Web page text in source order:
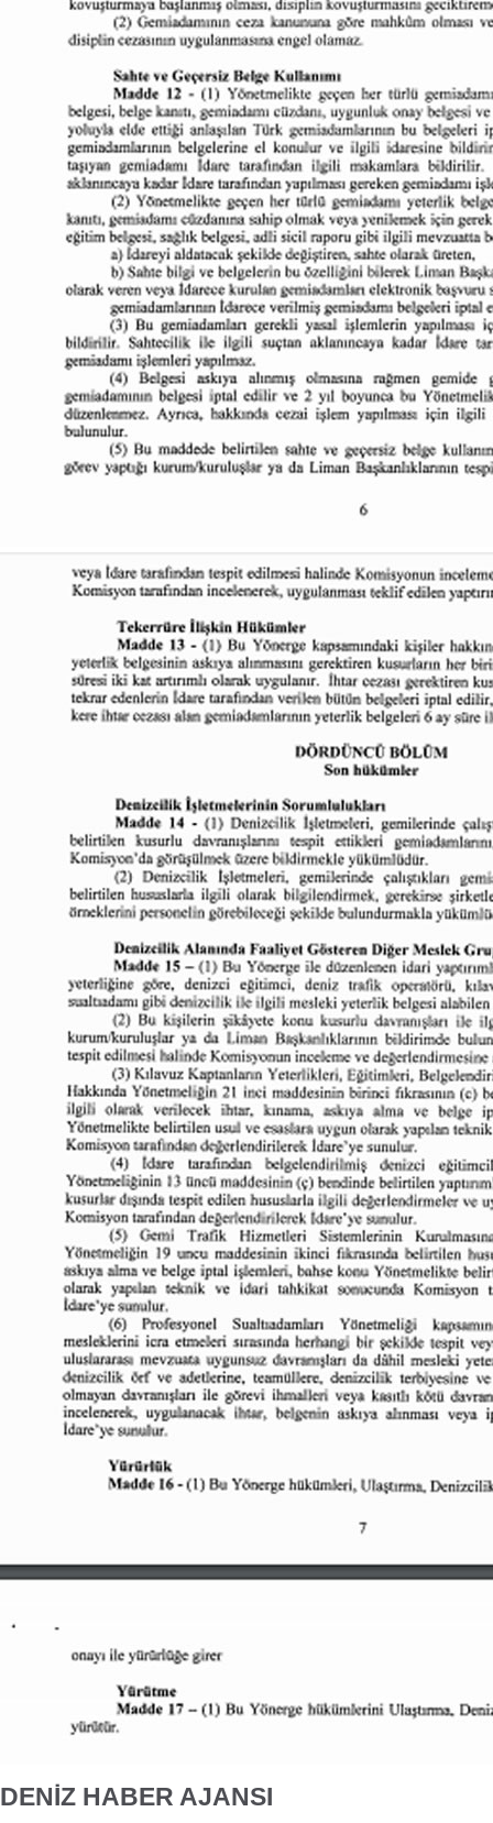
DENİZ HABER AJANSI